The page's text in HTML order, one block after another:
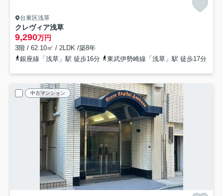
台東区浅草
クレヴィア浅草
9,290万円
3階 / 62.10㎡ / 2LDK /築8年
銀座線「浅草」駅 徒歩16分
東武伊勢崎線「浅草」駅 徒歩17分
中古マンション